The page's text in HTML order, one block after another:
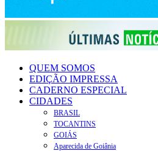
QUEM SOMOS
EDIÇÃO IMPRESSA
CADERNO ESPECIAL
CIDADES
BRASIL
TOCANTINS
GOIÁS
Aparecida de Goiânia